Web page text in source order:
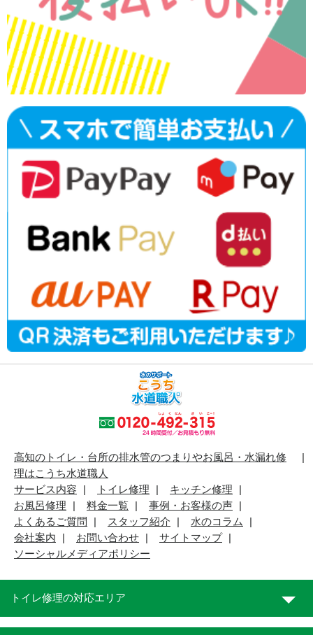
高知のトイレ・台所の排水管のつまりやお風呂・水漏れ修
理はこうち水道職人
サービス内容
トイレ修理
キッチン修理
お風呂修理
料金一覧
事例・お客様の声
よくあるご質問
スタッフ紹介
水のコラム
会社案内
お問い合わせ
サイトマップ
ソーシャルメディアポリシー
トイレ修理の対応エリア